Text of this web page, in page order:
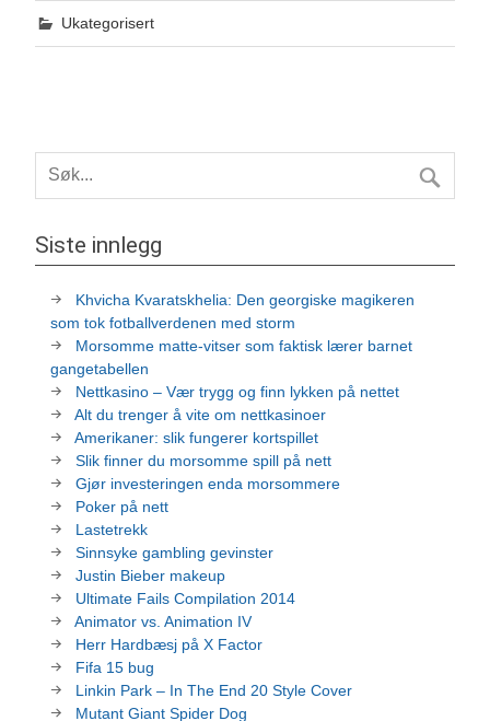
Ukategorisert
Siste innlegg
Khvicha Kvaratskhelia: Den georgiske magikeren
som tok fotballverdenen med storm
Morsomme matte-vitser som faktisk lærer barnet
gangetabellen
Nettkasino – Vær trygg og finn lykken på nettet
Alt du trenger å vite om nettkasinoer
Amerikaner: slik fungerer kortspillet
Slik finner du morsomme spill på nett
Gjør investeringen enda morsommere
Poker på nett
Lastetrekk
Sinnsyke gambling gevinster
Justin Bieber makeup
Ultimate Fails Compilation 2014
Animator vs. Animation IV
Herr Hardbæsj på X Factor
Fifa 15 bug
Linkin Park – In The End 20 Style Cover
Mutant Giant Spider Dog